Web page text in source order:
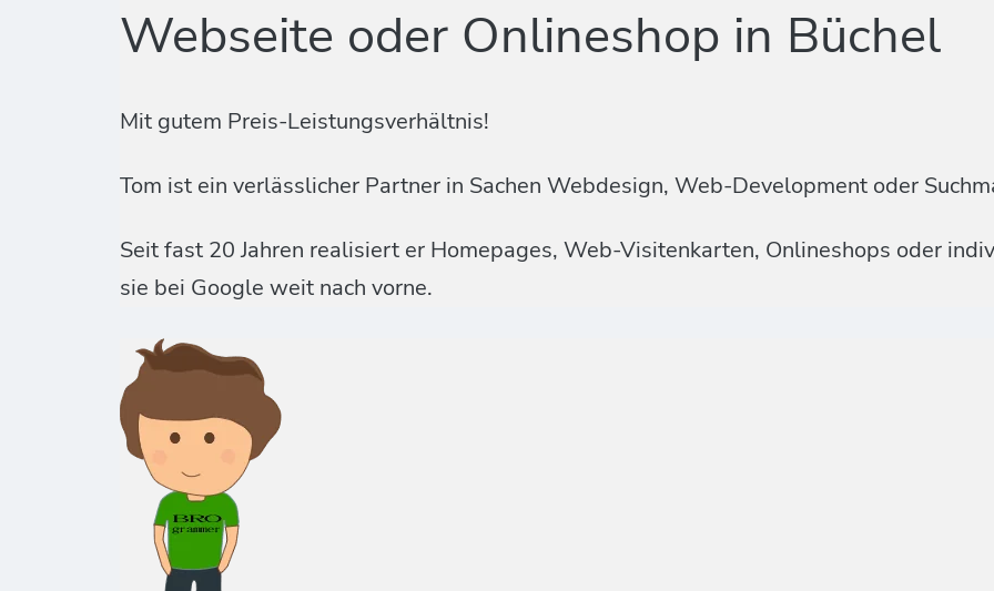
Webseite oder Onlineshop in Büchel
Mit gutem Preis-Leistungsverhältnis!
Tom ist ein verlässlicher Partner in Sachen Webdesign, Web-Development oder
Seit fast 20 Jahren realisiert er Homepages, Web-Visitenkarten, Onlineshops oder
sie bei Google weit nach vorne.